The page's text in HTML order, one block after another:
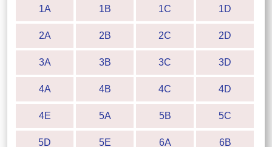
1A 1B 1C 1D
2A 2B 2C 2D
3A 3B 3C 3D
4A 4B 4C 4D
4E 5A 5B 5C
5D 5E 6A 6B